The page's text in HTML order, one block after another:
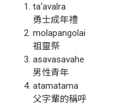
ta‘avalra
勇士成年禮
molapangolai
祖靈祭
asavasavahe
男性青年
atamatama
父字輩的稱呼